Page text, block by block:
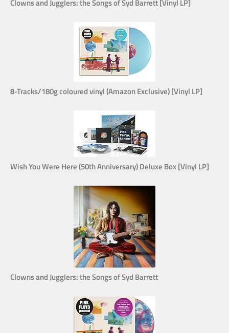
Clowns and Jugglers: the Songs of Syd Barrett [Vinyl LP]
8-Tracks/180g coloured vinyl (Amazon Exclusive) [Vinyl LP]
Wish You Were Here (50th Anniversary) Deluxe Box [Vinyl LP]
Clowns and Jugglers: the Songs of Syd Barrett